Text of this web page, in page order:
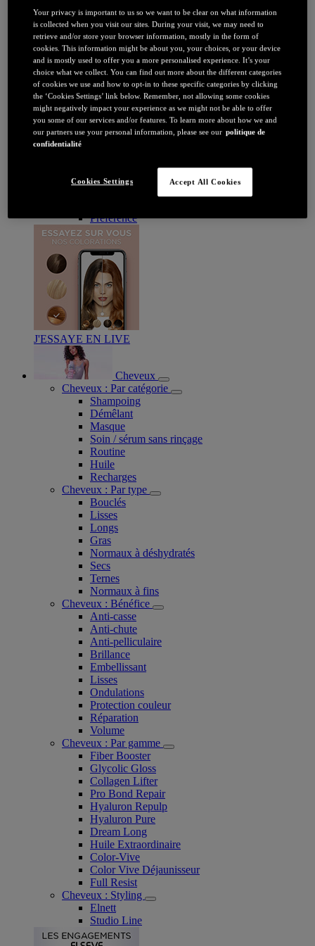
Brune / Noire
Rousse / Auburn
Eclaircissant
Tie & dye et balayage
Retouche racines
Flashy
Par durée
Permanente
Temporaire
Coloration : Par gamme
Age Perfect
Coloration Homme
Cool Silver
Préférence
J'ESSAYE EN LIVE
Cheveux
Cheveux : Par catégorie
Shampoing
Démêlant
Masque
Soin / sérum sans rinçage
Routine
Huile
Recharges
Cheveux : Par type
Bouclés
Lisses
Longs
Gras
Normaux à déshydratés
Secs
Ternes
Normaux à fins
Cheveux : Bénéfice
Anti-casse
Anti-chute
Anti-pelliculaire​
Brillance
Embellissant
Lisses
Ondulations
Protection couleur​
Réparation
Volume
Cheveux : Par gamme
Fiber Booster
Glycolic Gloss
Collagen Lifter
Pro Bond Repair
Hyaluron Repulp
Hyaluron Pure
Dream Long
Huile Extraordinaire
Color-Vive
Color Vive Déjaunisseur
Full Resist
Cheveux : Styling
Elnett
Studio Line
Your privacy is important to us so we want to be clear on what information
is collected when you visit our sites. During your visit, we may need to
retrieve and/or store your browser information, mostly in the form of
cookies. This information might be about you, your choices, or your device
and is mostly used to offer you a more personalised experience. It’s your
choice what we collect. You can find out more about the different categories
of cookies we use and how to opt-in to these specific categories by clicking
the ‘Cookies Settings’ link below. Remember, not allowing some cookies
might negatively impact your experience as we might not be able to offer
you some of our services and/or features. To learn more about how we and
our partners use your personal information, please see our politique de
confidentialité
Cookies Settings Accept All Cookies